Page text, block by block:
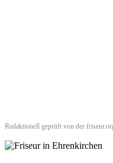
Redaktionell geprüft von der